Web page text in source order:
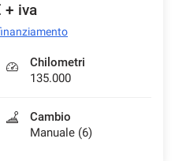
+ iva
Chilometri
135.000
Cambio
Manuale (6)